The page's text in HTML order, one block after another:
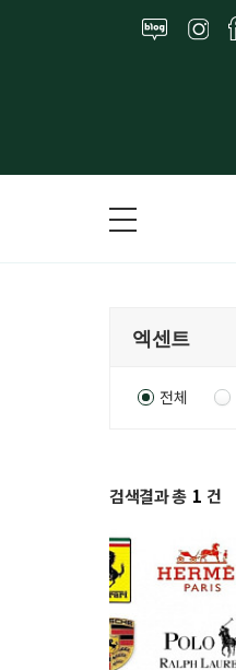
전체
검색결과 총 1 건